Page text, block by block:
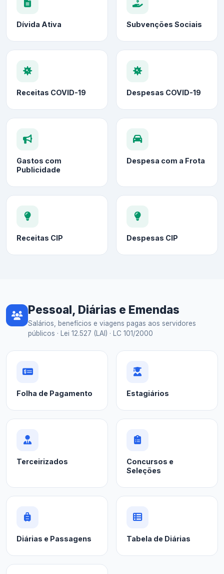
Dívida Ativa Subvenções Sociais
Receitas COVID-19 Despesas COVID-19
Gastos com
Publicidade
Despesa com a Frota
Receitas CIP Despesas CIP
Pessoal, Diárias e Emendas
Salários, benefícios e viagens pagas aos servidores
públicos · Lei 12.527 (LAI) · LC 101/2000
Folha de Pagamento Estagiários
Terceirizados
Concursos e
Seleções
Diárias e Passagens Tabela de Diárias